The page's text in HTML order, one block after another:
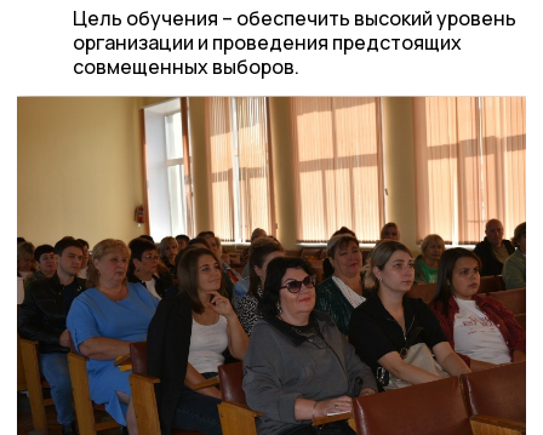
Цель обучения – обеспечить высокий уровень
организации и проведения предстоящих
совмещенных выборов.